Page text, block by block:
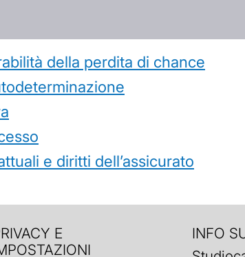
della perdita di chance
e diritti dell’assicurato
E
INFO